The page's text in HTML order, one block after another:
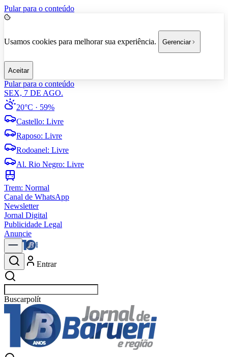
Pular para o conteúdo
Usamos cookies para melhorar sua experiência. Gerenciar
Aceitar
Pular para o conteúdo
SEX, 7 DE AGO.
20°C · 59%
Castello: Livre
Raposo: Livre
Rodoanel: Livre
Al. Rio Negro: Livre
Trem: Normal
Canal de WhatsApp
Newsletter
Jornal Digital
Publicidade Legal
Anuncie
Entrar
Buscarnotícias e